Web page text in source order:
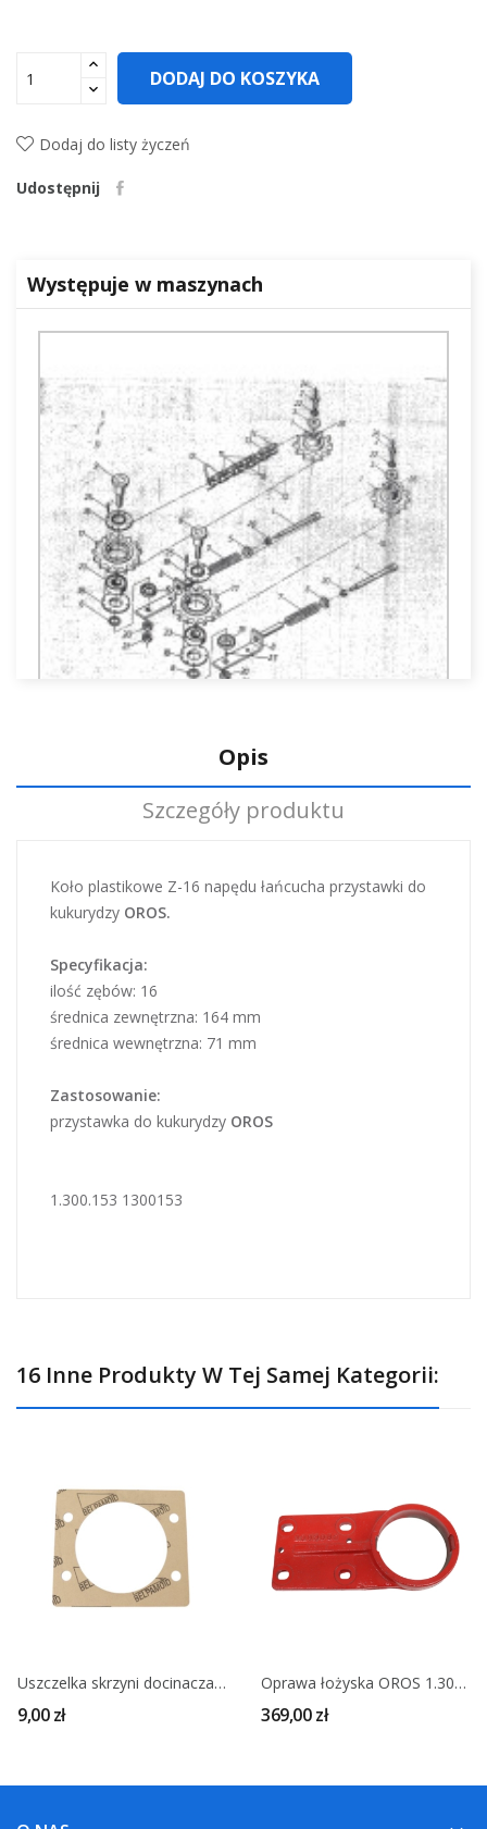
DODAJ DO KOSZYKA
Dodaj do listy życzeń
Udostępnij
Występuje w maszynach
ZESPÓŁ OBRYWAJĄCY
FMŻ BIZON Z-930
Opis
Szczegóły produktu
Koło plastikowe Z-16 napędu łańcucha przystawki do
kukurydzy OROS.
Specyfikacja:
ilość zębów: 16
średnica zewnętrzna: 164 mm
średnica wewnętrzna: 71 mm
Zastosowanie:
przystawka do kukurydzy OROS
1.300.153 1300153
16 Inne Produkty W Tej Samej Kategorii:
Uszczelka skrzyni docinacza OROS MFKA 1.306.014
9,00 zł
Oprawa łożyska OROS 1.309.002
369,00 zł